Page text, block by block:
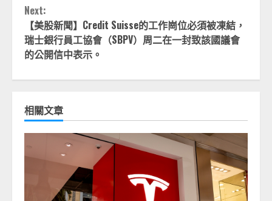
Next:
【美股新聞】Credit Suisse的工作崗位必須被凍結，
瑞士銀行員工協會（SBPV）周二在一封致該國議會
的公開信中表示。
相關文章